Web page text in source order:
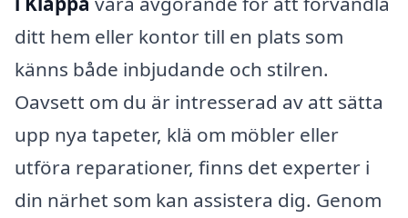
ditt hem eller kontor till en plats som
känns både inbjudande och stilren.
Oavsett om du är intresserad av att sätta
upp nya tapeter, klä om möbler eller
utföra reparationer, finns det experter i
din närhet som kan assistera dig. Genom